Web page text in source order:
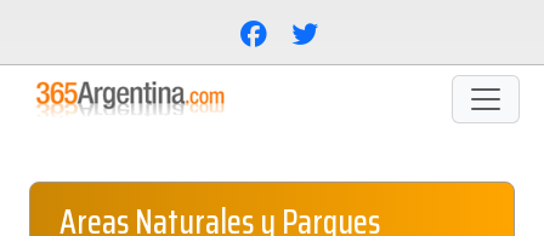
Areas Naturales y Parques